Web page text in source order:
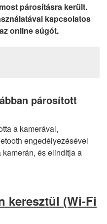
párosításra került.
kapcsolatos
online súgót.
párosított
a kamerával,
engedélyezésével
és elindítja a
keresztül (Wi-Fi